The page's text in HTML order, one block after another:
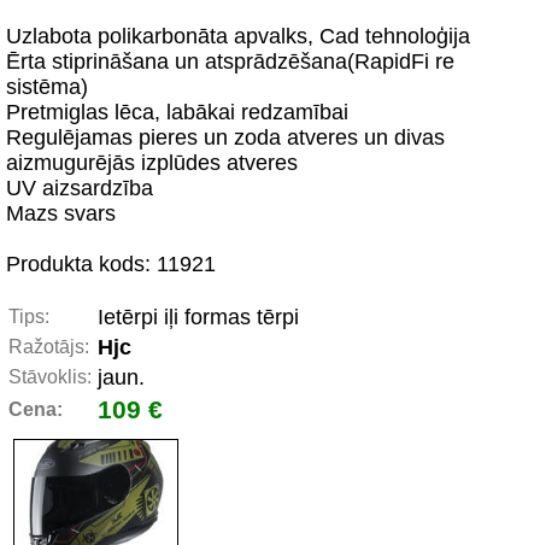
Uzlabota polikarbonāta apvalks, Cad tehnoloģija
Ērta stiprināšana un atsprādzēšana(RapidFi re
sistēma)
Pretmiglas lēca, labākai redzamībai
Regulējamas pieres un zoda atveres un divas
aizmugurējās izplūdes atveres
UV aizsardzība
Mazs svars
Produkta kods: 11921
Tips: Ietērpi iļi formas tērpi
Ražotājs: Hjc
Stāvoklis: jaun.
Cena: 109 €